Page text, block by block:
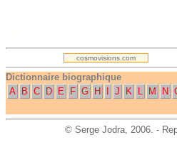
.
cosmovisions.com
Dictionnaire biographique
A
B C D E F G H J K L M N
© Serge Jodra, 2006. -